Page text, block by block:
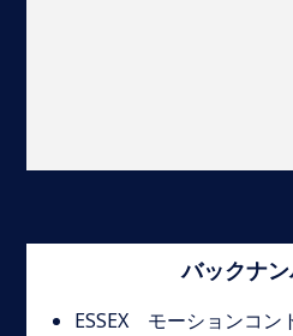
バックナ
ESSEX モーションコン